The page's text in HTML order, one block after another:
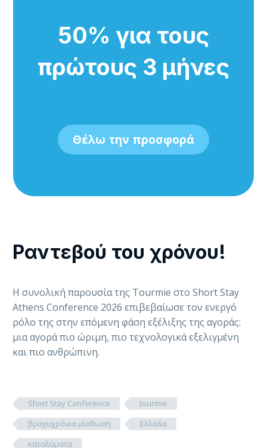
50% για τους
πρώτους 3 μήνες
Θέλω την προσφορά
Ραντεβού του χρόνου!
Η συνολική παρουσία της Tourmie στο Short Stay
Athens Conference 2026 επιβεβαίωσε τον ενεργό
ρόλο της στην επόμενη φάση εξέλιξης της αγοράς:
μια αγορά πιο ώριμη, πιο τεχνολογικά εξελιγμένη
και πιο ανθρώπινη.
Short Stay Conference
tourmie
βραχυχρόνια μίσθωση
Ελλάδα
καταλύματα